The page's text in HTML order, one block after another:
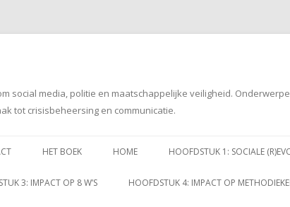
social media, politie en maatschappelijke veiligheid.
tot crisisbeheersing en communicatie.
naar
HET BOEK HOME HOOFDSTUK 1: SOCIALE
3: IMPACT OP 8 W’S HOOFDSTUK 4: IMPACT OP